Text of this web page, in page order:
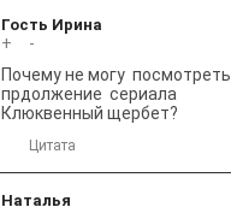
Гость Ирина
+
-
Почему не могу посмотреть
прдолжение сериала
Клюквенный щербет?
Цитата
Наталья